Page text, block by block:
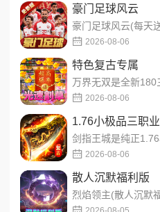
豪门足球风云
2026-08-06
特色复古专属
2026-08-06
1.76小极品三职业
2026-08-06
散人沉默福利版